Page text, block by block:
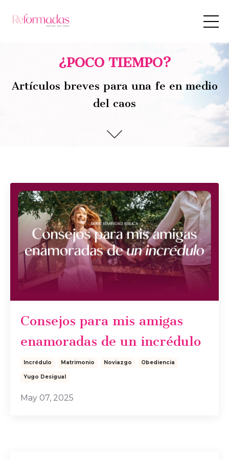
¿POCO TIEMPO?
Artículos breves para una fe en medio
del caos
Consejos para mis amigas
enamoradas de un incrédulo
Incrédulo Matrimonio Noviazgo Obediencia
Yugo Desigual
May 07, 2025